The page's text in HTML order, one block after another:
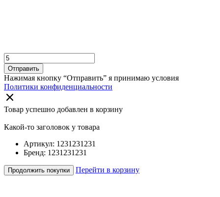
Отправить
Нажимая кнопку “Отправить” я принимаю условия
Политики конфиденциальности
Товар успешно добавлен в корзину
Какой-то заголовок у товара
Артикул: 1231231231
Бренд: 1231231231
Продолжить покупки Перейти в корзину